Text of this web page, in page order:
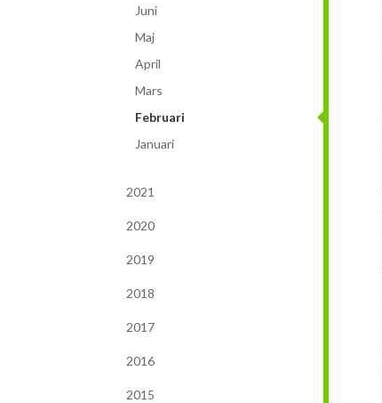
Juni
Maj
April
Mars
Februari
Januari
2021
2020
2019
2018
2017
2016
2015